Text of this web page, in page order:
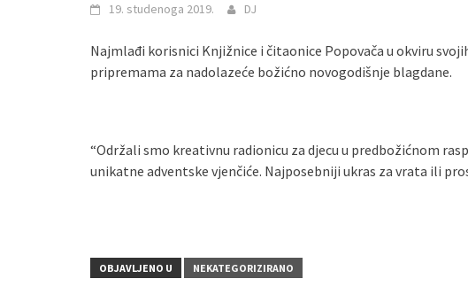
19. studenoga 2019. DJ
Najmlađi korisnici Knjižnice i čitaonice Popovača u okviru
pripremama za nadolazeće božićno novogodišnje blagdane.
“Održali smo kreativnu radionicu za djecu u predbožićnom
unikatne adventske vjenčiće. Najposebniji ukras za vrata ili
OBJAVLJENO U NEKATEGORIZIRANO